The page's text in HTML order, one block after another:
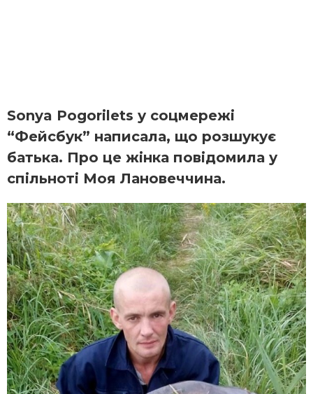
Sonya Pogorilets у соцмережі
“Фейсбук” написала, що‎ розшукує
батька. Про це жінка повідомила у
спільноті Моя Лановеччина.